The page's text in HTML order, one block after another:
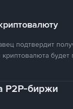
подтвердит
будет
P2P-биржи